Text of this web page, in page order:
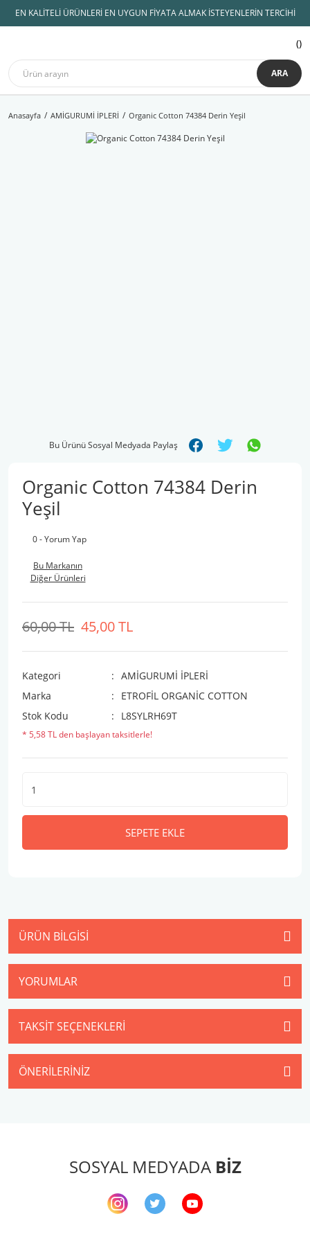
EN KALİTELİ ÜRÜNLERİ EN UYGUN FİYATA ALMAK İSTEYENLERİN TERCİHİ
ARA
Anasayfa AMİGURUMİ İPLERİ Organic Cotton 74384 Derin Yeşil
Bu Ürünü Sosyal Medyada Paylaş
Organic Cotton 74384 Derin
Yeşil
0 - Yorum Yap
Bu Markanın
Diğer Ürünleri
45,00 TL
60,00 TL
Kategori
AMİGURUMİ İPLERİ
Marka
ETROFİL ORGANİC COTTON
Stok Kodu
L8SYLRH69T
* 5,58 TL den başlayan taksitlerle!
SEPETE EKLE
ÜRÜN BILGISI
YORUMLAR
TAKSIT SEÇENEKLERI
ÖNERILERINIZ
SOSYAL MEDYADA BİZ